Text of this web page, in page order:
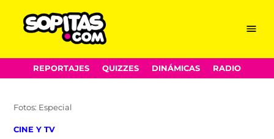
Skip
to
Menu
REPORTAJES QUIZZES DINÁMICAS RADIO
Fotos: Especial
POSTED
CINE Y TV